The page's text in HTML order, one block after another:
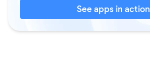
See apps in action